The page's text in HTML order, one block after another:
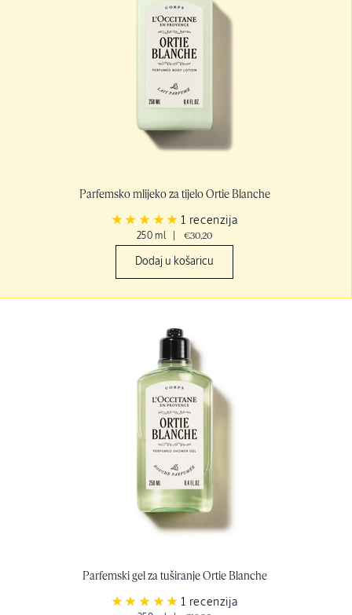
Parfemsko mlijeko za tijelo Ortie Blanche
1 recenzija
250 ml €30,20
Dodaj u košaricu
Parfemski gel za tuširanje Ortie Blanche
1 recenzija